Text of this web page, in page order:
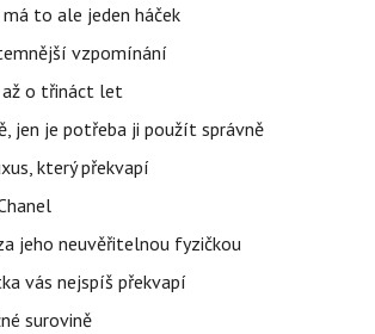
to ale jeden háček
vzpomínání
až o třináct let
jen je potřeba ji použít správně
který překvapí
jeho neuvěřitelnou fyzičkou
vás nejspíš překvapí
surovině